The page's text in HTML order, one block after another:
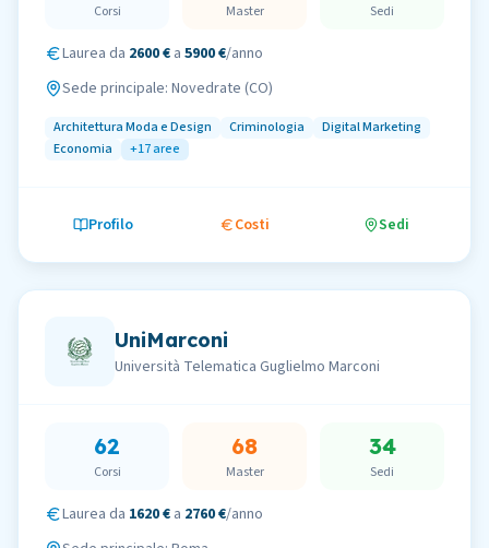
Corsi Master Sedi
Laurea da 2600 € a 5900 €/anno
Sede principale: Novedrate (CO)
Architettura Moda e Design Criminologia
Digital Marketing
Economia
+17aree
Profilo Costi Sedi
UniMarconi
Università Telematica Guglielmo Marconi
62
Corsi
68
Master
34
Sedi
Laurea da 1620 € a 2760 €/anno